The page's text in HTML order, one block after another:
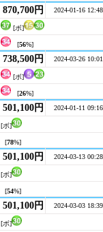
870,700円 2024-01-16 12:48
[ボ]
[56%]
738,500円 2024-03-26 10:01
[ボ]
[26%]
501,100円 2024-01-11 09:16
[ボ]
[78%]
501,100円 2024-03-13 00:28
[ボ]
[54%]
501,100円 2024-03-03 18:39
[ボ]